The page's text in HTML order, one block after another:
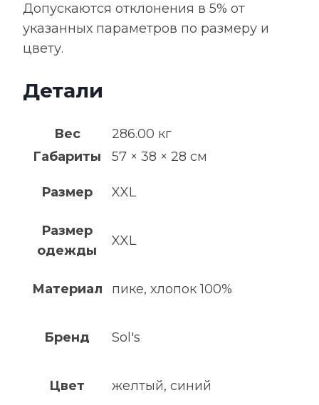
Допускаются отклонения в 5% от
указанных параметров по размеру и
цвету.
Детали
Вес
286.00 кг
Габариты
57 × 38 × 28 см
Размер XXL
Размер
одежды
XXL
Материал пике, хлопок 100%
Бренд Sol's
Цвет желтый, синий